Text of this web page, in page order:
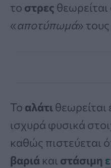
το στρες
«αποτύπωμά»
Το αλάτιθεωρείται
ισχυρά φυσικά
καθώς πιστεύεται
βαριά και στάσιμη